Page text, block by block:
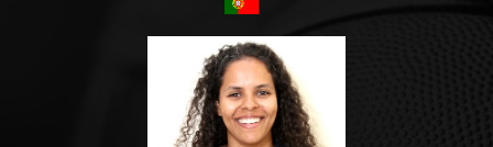
ASSOCIAÇÕES